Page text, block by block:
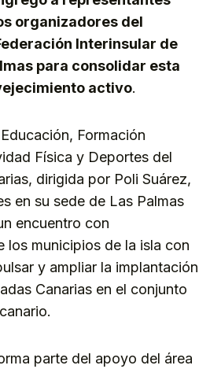
organizadores del
Interinsular de
para consolidar esta
activo.
Formación
Física y Deportes del
dirigida por Poli Suárez,
en su sede de Las Palmas
encuentro con
los municipios de la isla con
y ampliar la implantación
Canarias en el conjunto
parte del apoyo del área